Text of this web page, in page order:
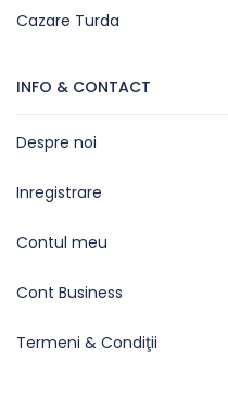
Cazare Turda
INFO & CONTACT
Despre noi
Inregistrare
Contul meu
Cont Business
Termeni & Condiţii